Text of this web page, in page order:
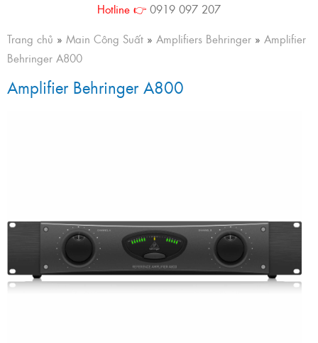
Hotline 👉 0919 097 207
Trang chủ » Main Công Suất » Amplifiers Behringer » Amplifier
Behringer A800
Amplifier Behringer A800